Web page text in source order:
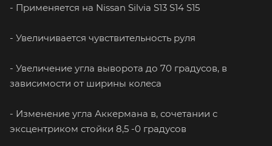
- Применяется на Nissan Silvia S13 S14 S15
- Увеличивается чувствительность руля
- Увеличение угла выворота до 70 градусов, в
зависимости от ширины колеса
- Изменение угла Аккермана в, сочетании с
эксцентриком стойки 8,5 -0 градусов